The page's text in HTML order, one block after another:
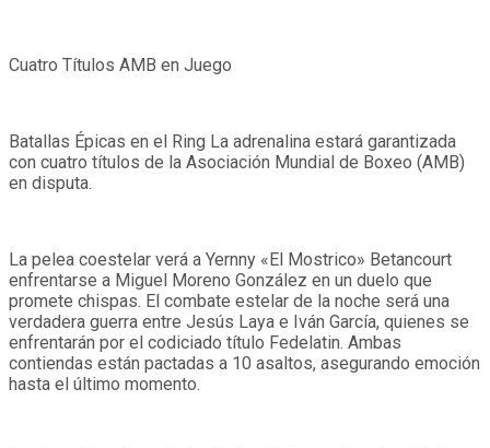
Cuatro Títulos AMB en Juego
Batallas Épicas en el Ring La adrenalina estará garantizada
con cuatro títulos de la Asociación Mundial de Boxeo (AMB)
en disputa.
La pelea coestelar verá a Yernny «El Mostrico» Betancourt
enfrentarse a Miguel Moreno González en un duelo que
promete chispas. El combate estelar de la noche será una
verdadera guerra entre Jesús Laya e Iván García, quienes se
enfrentarán por el codiciado título Fedelatin. Ambas
contiendas están pactadas a 10 asaltos, asegurando emoción
hasta el último momento.